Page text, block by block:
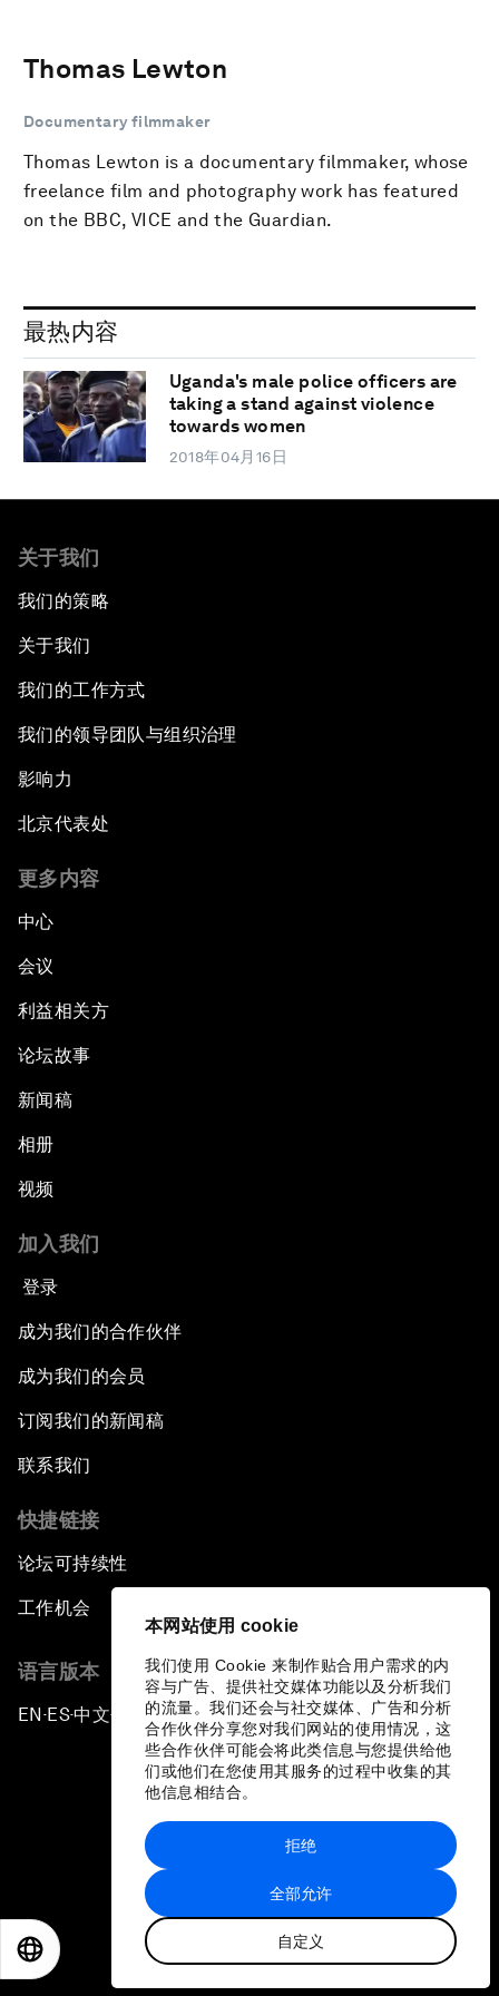
本网站使用 cookie
我们使用 Cookie 来制作贴合用户需求的内
容与广告、提供社交媒体功能以及分析我们
的流量。我们还会与社交媒体、广告和分析
合作伙伴分享您对我们网站的使用情况，这
些合作伙伴可能会将此类信息与您提供给他
们或他们在您使用其服务的过程中收集的其
他信息相结合。
全部允许
自定义
拒绝
Thomas Lewton
Documentary filmmaker
Thomas Lewton is a documentary filmmaker, whose
freelance film and photography work has featured
on the BBC, VICE and the Guardian.
最热内容
Uganda's male police officers are
taking a stand against violence
towards women
2018年04月16日
关于我们
我们的策略
关于我们
我们的工作方式
我们的领导团队与组织治理
影响力
北京代表处
更多内容
中心
会议
利益相关方
论坛故事
新闻稿
相册
视频
加入我们
登录
成为我们的合作伙伴
成为我们的会员
订阅我们的新闻稿
联系我们
快捷链接
论坛可持续性
工作机会
语言版本
EN ▪ ES▪中文▪ 日本語
站点地图
世界经济论坛